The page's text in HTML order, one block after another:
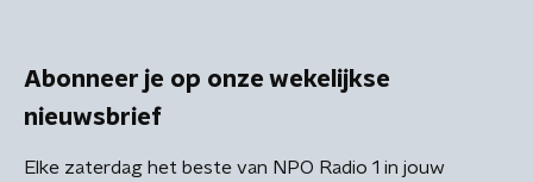
Abonneer je op onze wekelijkse
nieuwsbrief
Elke zaterdag het beste van NPO Radio 1 in jouw